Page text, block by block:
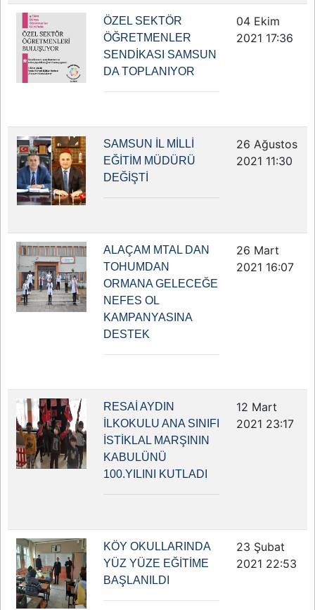
ÖZEL SEKTÖR
ÖĞRETMENLER
SENDİKASI SAMSUN
DA TOPLANIYOR
04 Ekim
2021 17:36
SAMSUN İL MİLLİ
EĞİTİM MÜDÜRÜ
DEĞİŞTİ
26 Ağustos
2021 11:30
ALAÇAM MTAL DAN
TOHUMDAN
ORMANA GELECEĞE
NEFES OL
KAMPANYASINA
DESTEK
26 Mart
2021 16:07
RESAİ AYDIN
İLKOKULU ANA SINIFI
İSTİKLAL MARŞININ
KABULÜNÜ
100.YILINI KUTLADI
12 Mart
2021 23:17
KÖY OKULLARINDA
YÜZ YÜZE EĞİTİME
BAŞLANILDI
23 Şubat
2021 22:53